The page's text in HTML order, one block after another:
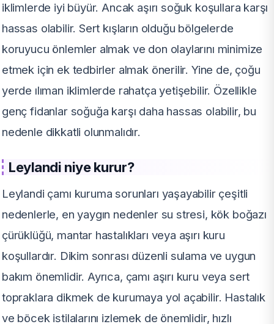
iklimlerde iyi büyür. Ancak aşırı soğuk koşullara karşı
hassas olabilir. Sert kışların olduğu bölgelerde
koruyucu önlemler almak ve don olaylarını minimize
etmek için ek tedbirler almak önerilir. Yine de, çoğu
yerde ılıman iklimlerde rahatça yetişebilir. Özellikle
genç fidanlar soğuğa karşı daha hassas olabilir, bu
nedenle dikkatli olunmalıdır.
Leylandi niye kurur?
Leylandi çamı kuruma sorunları yaşayabilir çeşitli
nedenlerle, en yaygın nedenler su stresi, kök boğazı
çürüklüğü, mantar hastalıkları veya aşırı kuru
koşullardır. Dikim sonrası düzenli sulama ve uygun
bakım önemlidir. Ayrıca, çamı aşırı kuru veya sert
topraklara dikmek de kurumaya yol açabilir. Hastalık
ve böcek istilalarını izlemek de önemlidir, hızlı